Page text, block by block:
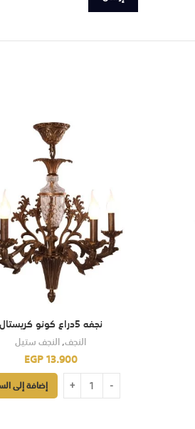
نجفه 5دراع كونو كريستال
النجف,النجف ستيل
EGP13.900
إضافة إلى